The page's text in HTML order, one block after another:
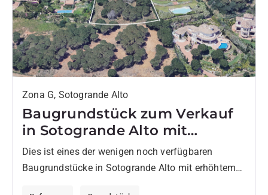
Zona G, Sotogrande Alto
Baugrundstück zum Verkauf
in Sotogrande Alto mit
Meerblick
Dies ist eines der wenigen noch verfügbaren
Baugrundstücke in Sotogrande Alto mit erhöhtem